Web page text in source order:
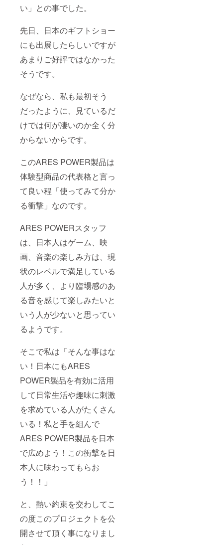
い」との事でした。
先日、日本のギフトショー
にも出展したらしいですが
あまりご好評ではなかった
そうです。
なぜなら、私も最初そう
だったように、見ているだ
けでは何が凄いのか全く分
からないからです。
このARES POWER製品は
体験型商品の代表格と言っ
て良い程「使ってみて分か
る衝撃」なのです。
ARES POWERスタッフ
は、日本人はゲーム、映
画、音楽の楽しみ方は、現
状のレベルで満足している
人が多く、より臨場感のあ
る音を感じて楽しみたいと
いう人が少ないと思ってい
るようです。
そこで私は「そんな事はな
い！日本にもARES
POWER製品を有効に活用
して日常生活や趣味に刺激
を求めている人がたくさん
いる！私と手を組んで
ARES POWER製品を日本
で広めよう！この衝撃を日
本人に味わってもらお
う！！」
と、熱い約束を交わしてこ
の度このプロジェクトを公
開させて頂く事になりまし